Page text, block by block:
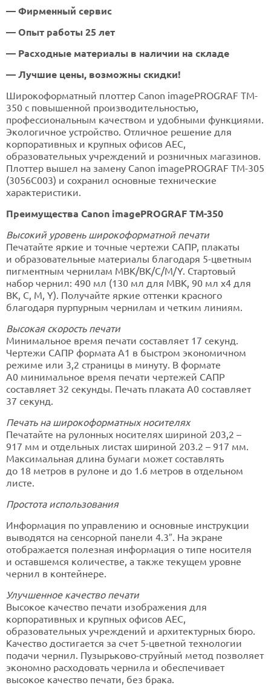
— Фирменный сервис
— Опыт работы 25 лет
— Расходные материалы в наличии на складе
— Лучшие цены, возможны скидки!
Широкоформатный плоттер Canon imagePROGRAF TM-
350 с повышенной производительностью,
профессиональным качеством и удобными функциями.
Экологичное устройство. Отличное решение для
корпоративных и крупных офисов АЕС,
образовательных учреждений и розничных магазинов.
Плоттер вышел на замену Canon imagePROGRAF TM-305
(3056C003) и сохранил основные технические
характеристики.
Преимущества Canon imagePROGRAF TM-350
Высокий уровень широкоформатной печати
Печатайте яркие и точные чертежи САПР, плакаты
и образовательные материалы благодаря 5-цветным
пигментным чернилам MBK/BK/C/M/Y. Стартовый
набор чернил: 490 мл (130 мл для MBK, 90 мл x4 для
BK, C, M, Y). Получайте яркие оттенки красного
благодаря пурпурным чернилам и четким линиям.
Высокая скорость печати
Минимальное время печати составляет 17 секунд.
Чертежи САПР формата А1 в быстром экономичном
режиме или 3,2 страницы в минуту. В формате
А0 минимальное время печати чертежей САПР
составляет 32 секунды. Печать плаката А0 составляет
37 секунд.
Печать на широкоформатных носителях
Печатайте на рулонных носителях шириной 203,2 –
917 мм и отдельных листах шириной 203.2 – 917 мм.
Максимальная длина бумаги может составлять
до 18 метров в рулоне и до 1.6 метров в отдельном
листе.
Простота использования
Информация по управлению и основные инструкции
выводятся на сенсорной панели 4.3″. На экране
отображается полезная информация о типе носителя
и оставшемся количестве, а также текущем уровне
чернил в контейнере.
Улучшенное качество печати
Высокое качество печати изображения для
корпоративных и крупных офисов AEC,
образовательных учреждений и архитектурных бюро.
Качество достигается за счет 5-цветной технологии
подачи чернил. Пузырьково-струйный метод позволяет
экономно расходовать чернила и обеспечивает
высокое качество печати, без брака.